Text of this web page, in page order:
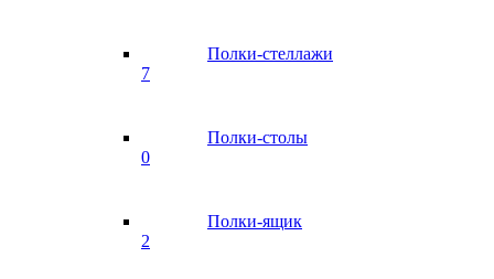
Полки-стеллажи
7
Полки-столы
0
Полки-ящик
2